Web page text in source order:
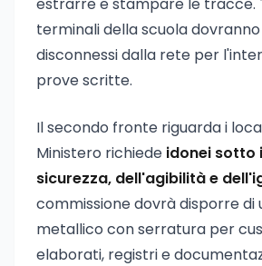
terminali della scuola
disconnessi dalla rete per
prove scritte.
Il secondo fronte riguarda i
Ministero richiede idonei sotto
sicurezza, dell'agibilità e
commissione dovrà disporre di
metallico con serratura per
elaborati, registri e